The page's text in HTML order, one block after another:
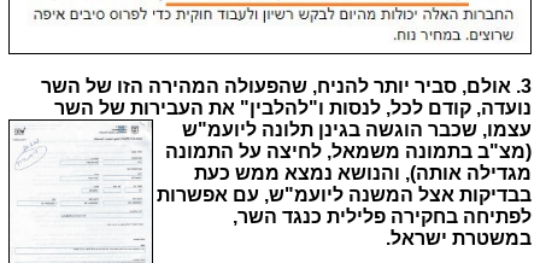
3. אולם, סביר יותר להניח, שהפעולה המהירה הזו של השר
נועדה, קודם לכל, לנסות ו"להלבין" את העבירות של השר
עצמו, שכבר הוגשה בגינן תלונה ליועמ"ש
(מצ"ב בתמונה משמאל, לחיצה על התמונה
מגדילה אותה), והנושא נמצא ממש כעת
בבדיקות אצל המשנה ליועמ"ש, עם אפשרות
לפתיחה בחקירה פלילית כנגד השר,
במשטרת ישראל.